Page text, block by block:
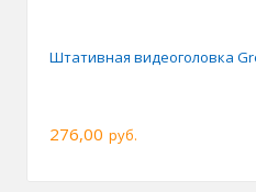
Штативная видеоголовка
276,00 руб.